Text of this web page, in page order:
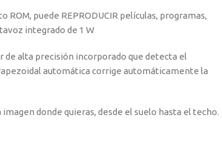
puede REPRODUCIR películas, programas,
integrado de 1 W
alta precisión incorporado que detecta el
automática corrige automáticamente la
donde quieras, desde el suelo hasta el techo.